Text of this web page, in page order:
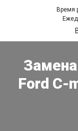
Время
Ford C-